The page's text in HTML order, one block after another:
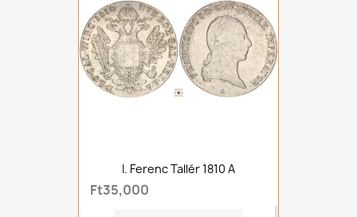
I. Ferenc Tallér 1810 A
Ft35,000